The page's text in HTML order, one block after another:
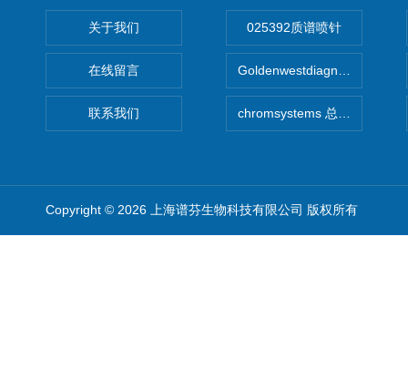
关于我们
在线留言
联系我们
025392质谱喷针
Goldenwestdiagnostics总代
chromsystems 总代理
Copyright © 2026 上海谱芬生物科技有限公司 版权所有